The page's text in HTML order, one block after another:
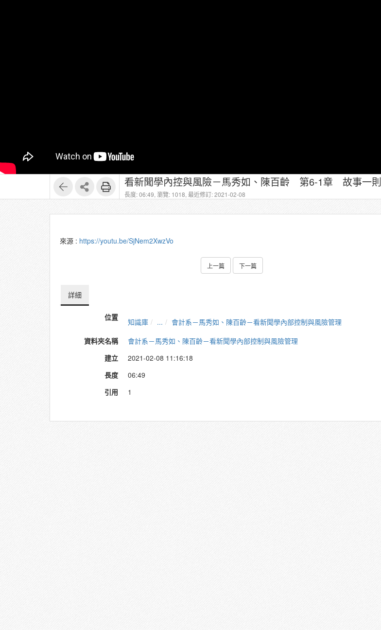
看新聞學內控與風險－馬秀如、陳百齡 第6-1章 故事一
長度: 06:49, 瀏覽: 1018, 最近修訂: 2021-02-08
來源 : https://youtu.be/SjNem2XwzVo
上一篇 下一篇
詳細
位置 知識庫 ...
會計系－馬秀如、陳百齡－看新聞學內部控制與風險管理
資料夾名稱
會計系－馬秀如、陳百齡－看新聞學內部控制與風險管理
建立
2021-02-08 11:16:18
長度
06:49
引用
1